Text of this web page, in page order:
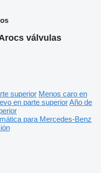
válvulas
superior Menos caro en
en parte superiorAño de